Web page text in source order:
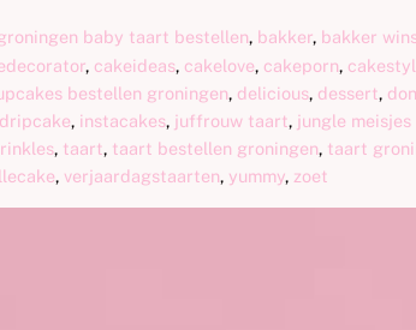
baby taart bestellen, bakker, bakker
, cakeideas, cakelove, cakeporn,
bestellen groningen, delicious, dessert,
, instacakes, juffrouw taart, jungle
, taart, taart bestellen groningen, taart
, verjaardagstaarten, yummy, zoet